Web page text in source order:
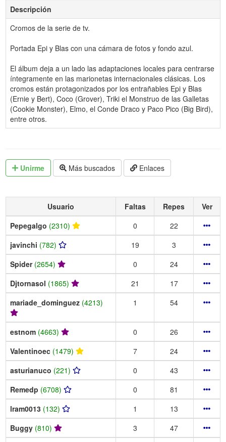
Descripción
Cromos de la serie de tv.
Portada Epi y Blas con una cámara de fotos y fondo azul.
El álbum deja a un lado las adaptaciones locales para centrarse
íntegramente en las marionetas internacionales clásicas. Los
cromos están protagonizados por los entrañables Epi y Blas
(Ernie y Bert), Coco (Grover), Triki el Monstruo de las Galletas
(Cookie Monster), Elmo, el Conde Draco y Paco Pico (Big Bird),
entre otros.
Unirme Más buscados Enlaces
Usuario Faltas Repes
Ver
Pepegalgo (2310) 0
22
javinchi (782) 19
3
Spider (2654) 0
24
Djtornasol (1865) 21
17
mariade_dominguez (4213) 1 54
estnom (4663) 0
26
Valentinoec (1479) 7
24
asturianuco (221) 0
43
Remedp (6708) 0
81
lram0013 (132) 1
13
Buggy (810) 3
47